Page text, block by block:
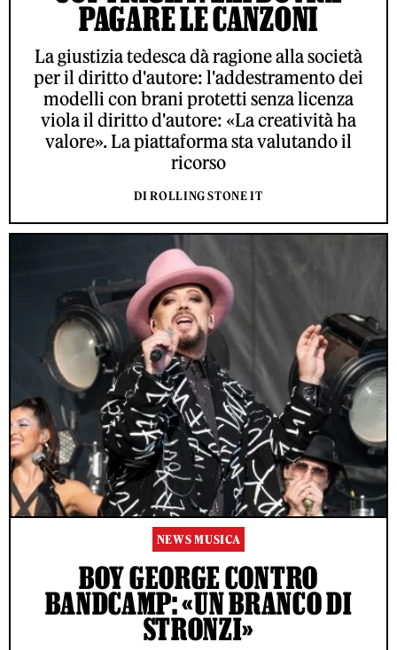
PAGARE LE CANZONI
La giustizia tedesca dà ragione alla società
per il diritto d'autore: l'addestramento dei
modelli con brani protetti senza licenza
viola il diritto d'autore: «La creatività ha
valore». La piattaforma sta valutando il
ricorso
DI ROLLING STONE IT
NEWS MUSICA
BOY GEORGE CONTRO
BANDCAMP: «UN BRANCO DI
STRONZI»